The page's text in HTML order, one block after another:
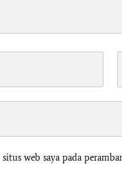
web saya pada